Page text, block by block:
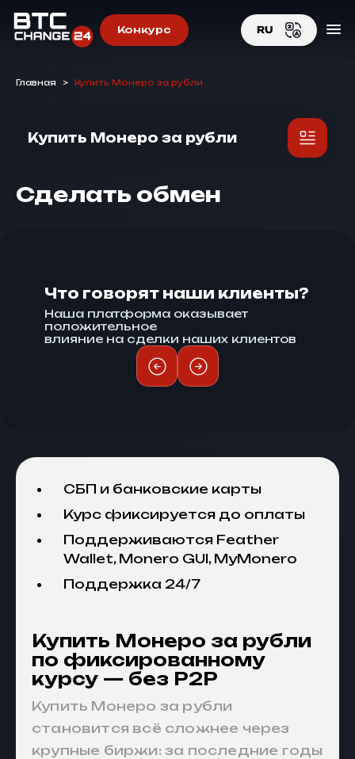
Конкурс RU
Главная > Купить Монеро за рубли
Купить Монеро за рубли
Сделать обмен
Что говорят наши клиенты?
Наша платформа оказывает
положительное
влияние на сделки наших клиентов
СБП и банковские карты
Курс фиксируется до оплаты
Поддерживаются Feather
Wallet, Monero GUI, MyMonero
Поддержка 24/7
Купить Монеро за рубли
по фиксированному
курсу — без P2P
Купить Монеро за рубли
становится всё сложнее через
крупные биржи: за последние годы